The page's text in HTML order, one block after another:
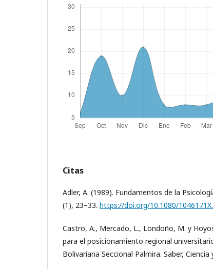
Citas
Adler, A. (1989). Fundamentos de la
(1), 23–33. https://doi.org/10.1080/
Castro, A., Mercado, L., Londoño, M. y
para el posicionamiento regional
Bolivariana Seccional Palmira. Saber,